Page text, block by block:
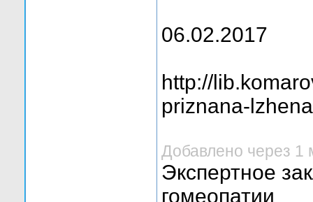
06.02.2017
http://
priznana-
Добавлено через 1
Экспертное
гомеопатии